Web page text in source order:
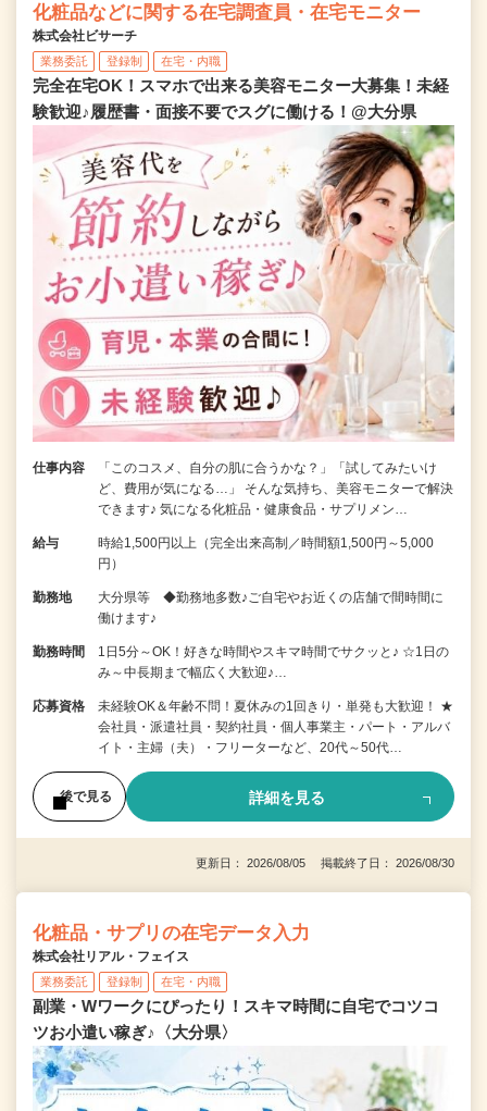
化粧品などに関する在宅調査員・在宅モニター
株式会社ビサーチ
業務委託 登録制 在宅・内職
完全在宅OK！スマホで出来る美容モニター大募集！未経
験歓迎♪履歴書・面接不要でスグに働ける！@大分県
仕事内容
「このコスメ、自分の肌に合うかな？」「試してみたいけ
ど、費用が気になる…」 そんな気持ち、美容モニターで解決
できます♪ 気になる化粧品・健康食品・サプリメン…
給与
時給1,500円以上（完全出来高制／時間額1,500円～5,000
円）
勤務地
大分県等 ◆勤務地多数♪ご自宅やお近くの店舗で間時間に
働けます♪
勤務時間
1日5分～OK！好きな時間やスキマ時間でサクッと♪ ☆1日の
み～中長期まで幅広く大歓迎♪…
応募資格
未経験OK＆年齢不問！夏休みの1回きり・単発も大歓迎！ ★
会社員・派遣社員・契約社員・個人事業主・パート・アルバ
イト・主婦（夫）・フリーターなど、20代～50代…
後で見る 詳細を見る
更新日： 2026/08/05 掲載終了日： 2026/08/30
化粧品・サプリの在宅データ入力
株式会社リアル・フェイス
業務委託 登録制 在宅・内職
副業・Wワークにぴったり！スキマ時間に自宅でコツコ
ツお小遣い稼ぎ♪〈大分県〉